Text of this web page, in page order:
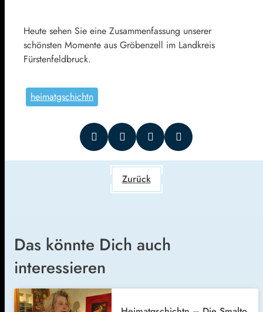
Heute sehen Sie eine Zusammenfassung unserer
schönsten Momente aus Gröbenzell im Landkreis
Fürstenfeldbruck.
heimatgschichtn
Zurück
Das könnte Dich auch
interessieren